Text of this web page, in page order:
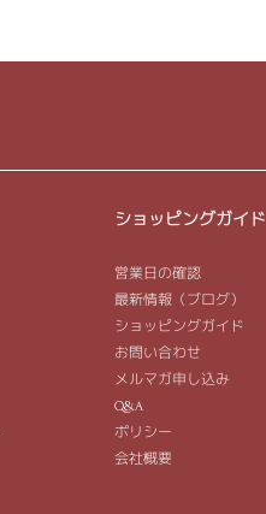
ショッピングガイド
営業日の確認
最新情報（ブログ）
ショッピングガイド
お問い合わせ
メルマガ申し込み
Q&A
ポリシー
会社概要